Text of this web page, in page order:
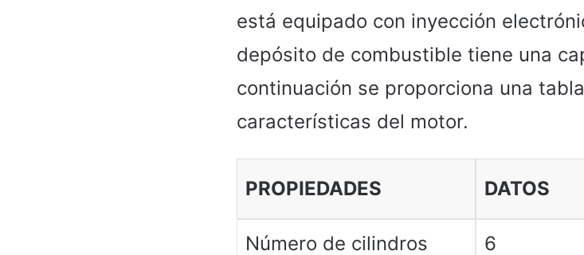
está equipado con inyección
depósito de combustible tiene una
continuación se proporciona una
características del motor.
PROPIEDADES DATOS
Número de cilindros 6